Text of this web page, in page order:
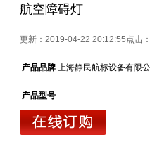
航空障碍灯
更新：2019-04-22 20:12:55点击：
产品品牌 上海静民航标设备有限
产品型号